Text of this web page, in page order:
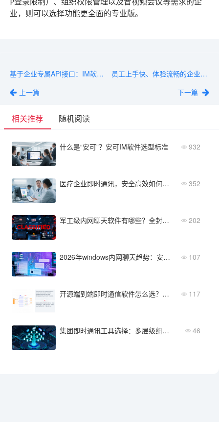
业，则可以选择功能更全面的专业版。
基于企业专属API接口：IM软件定制如何打通业务最后100米？
上一篇
员工上手快、体验流畅的企业IM软件盘点
下一篇
相关推荐 随机阅读
什么是“安可”？安可IM软件选型标准 932
医疗企业即时通讯，安全高效如何选？ 352
军工级内网聊天软件有哪些？全封闭网络环境下10款产品对比 202
2026年windows内网聊天趋势：安全合规与AI融合新方向 107
开源端到端即时通信软件怎么选？对比三大主流实现方案 117
集团即时通讯工具选择：多层级组织架构场景解析 46